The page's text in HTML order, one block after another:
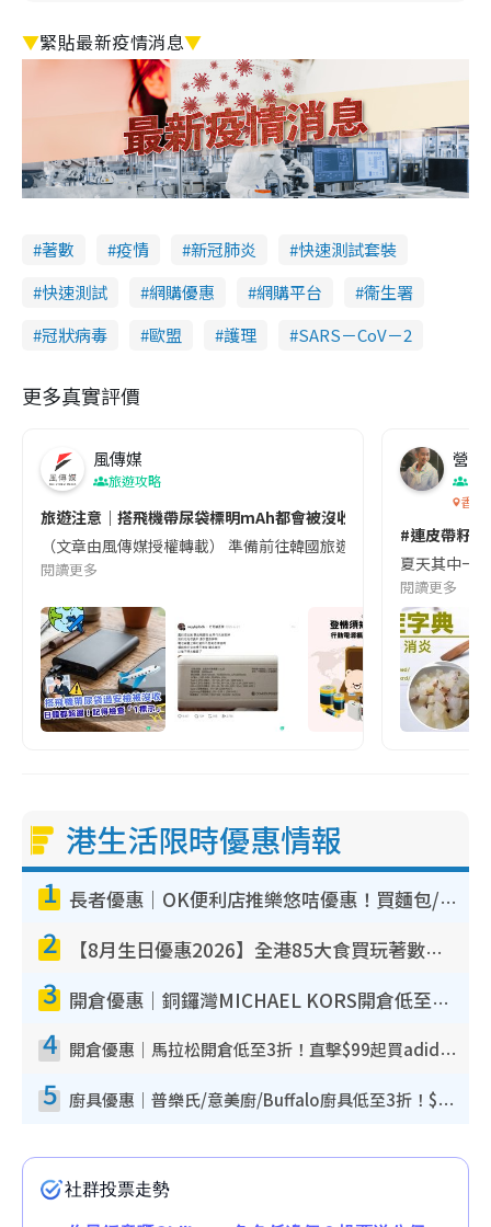
▼緊貼最新疫情消息▼
著數 疫情 新冠肺炎
快速測試套裝
快速測試
網購優惠 網購平台
衞生署
冠狀病毒
歐盟 護理 SARS－CoV－2
更多真實評價
風傳媒
旅遊攻略
旅遊注意｜搭飛機帶尿袋標明mAh都會被沒收😱出發前切記檢查
（文章由風傳媒授權轉載） 準備前往韓國旅遊的民眾，近期要
閱讀更多
營養
香港
#連皮帶籽
夏天其中一
閱讀更多
港生活限時優惠情報
1 長者優惠｜OK便利店推樂悠咭優惠！買麵包/牛奶/保健品拍卡即減
2 【8月生日優惠2026】全港85大食買玩著數攻略 自助餐/火鍋放題同行免費＋誠品/DONKI送現金券
3 開倉優惠｜銅鑼灣MICHAEL KORS開倉低至17折！直擊$500起買手袋/銀包/鞋款 必買經典Jet Set系列
4 開倉優惠｜馬拉松開倉低至3折！直擊$99起買adidas／New Balance／Puma鞋款 STANLEY保溫杯劈價至$119起
5 廚具優惠｜普樂氏/意美廚/Buffalo廚具低至3折！$89起買煎鍋／炒鑊／個人鍋 同場小家電激減至$99起